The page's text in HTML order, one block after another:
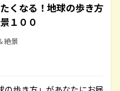
くなる！地球の歩き方
１００
絶景